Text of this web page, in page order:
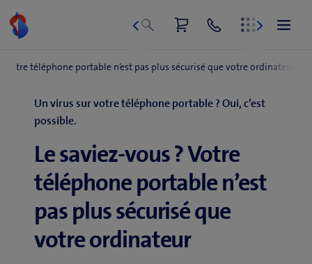
au
contenu
Un virus sur votre téléphone portable ? Oui, c’est
possible.
Le saviez-vous ? Votre
téléphone portable n’est
pas plus sécurisé que
votre ordinateur